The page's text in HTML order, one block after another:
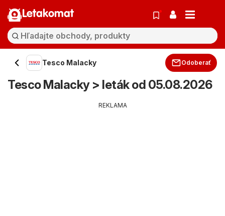
Letakomat
Tesco Malacky Odoberať
Tesco Malacky > leták od 05.08.2026
REKLAMA